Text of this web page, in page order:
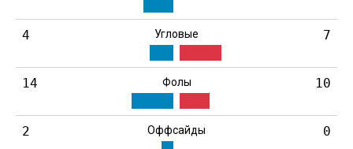
4 Угловые 7
14 Фолы 10
2 Оффсайды 0